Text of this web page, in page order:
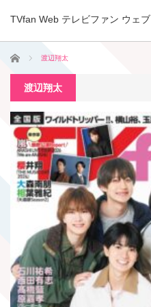
TVfan Web テレビファン ウェブ
ホーム 渡辺翔太
渡辺翔太